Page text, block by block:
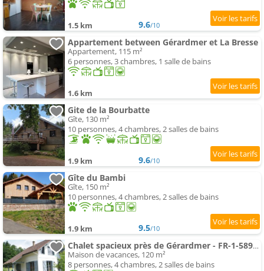
1.5 km 9.6/10
Appartement between Gérardmer et La Bresse
Appartement, 115 m²
6 personnes, 3 chambres, 1 salle de bains
1.6 km
Gite de la Bourbatte
Gîte, 130 m²
10 personnes, 4 chambres, 2 salles de bains
1.9 km 9.6/10
Gîte du Bambi
Gîte, 150 m²
10 personnes, 4 chambres, 2 salles de bains
1.9 km 9.5/10
Chalet spacieux près de Gérardmer - FR-1-589-848
Maison de vacances, 120 m²
8 personnes, 4 chambres, 2 salles de bains